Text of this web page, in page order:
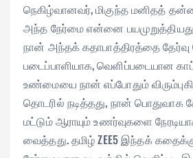
நெகிழ்வானவர், மிகுந்த மனிதத்
அந்த நேர்மை என்னை
நான் அந்தக் கதாபாத்திரத்தை
படைப்பாளியாக, வெளிப்படையான
உண்மையை நான் எப்போதும்
தொடரில் நடித்தது, நான் பொதுவாக
மட்டும் ஆராயும் உணர்வுகளை
வைத்தது. தமிழ் ZEE5 இந்தக்